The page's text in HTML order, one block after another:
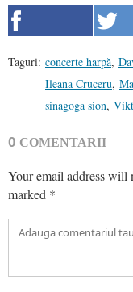
Taguri: concerte harpă,
Ileana Cruceru,
sinagoga sion,
0 COMENTARII
Your email address will
marked *